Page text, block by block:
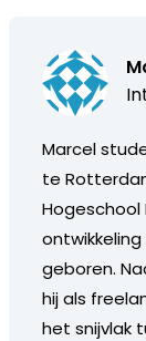
Marcel
te
Hogeschool
geboren.
hij als
het snijvlak